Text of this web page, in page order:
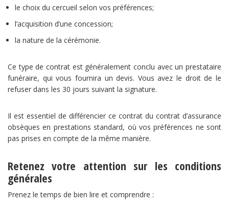
le choix du cercueil selon vos préférences;
l’acquisition d’une concession;
la nature de la cérémonie.
Ce type de contrat est généralement conclu avec un prestataire
funéraire, qui vous fournira un devis. Vous avez le droit de le
refuser dans les 30 jours suivant la signature.
Il est essentiel de différencier ce contrat du contrat d’assurance
obsèques en prestations standard, où vos préférences ne sont
pas prises en compte de la même manière.
Retenez votre attention sur les conditions
générales
Prenez le temps de bien lire et comprendre :